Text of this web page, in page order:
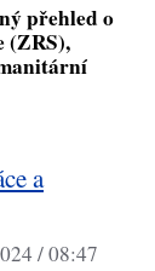
přehled o
(ZRS),
a
/ 08:47